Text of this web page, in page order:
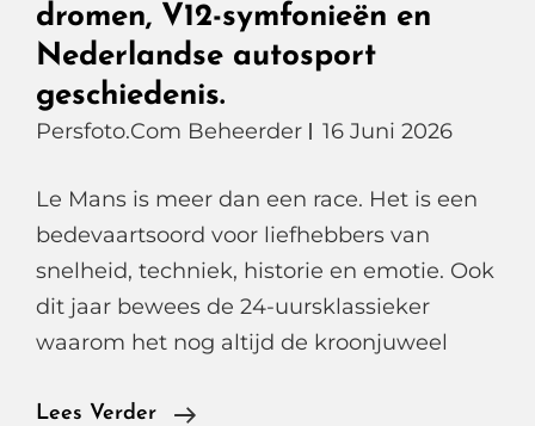
dromen, V12-symfonieën en
Nederlandse autosport
geschiedenis.
Persfoto.com Beheerder 16 Juni 2026
Le Mans is meer dan een race. Het is een
bedevaartsoord voor liefhebbers van
snelheid, techniek, historie en emotie. Ook
dit jaar bewees de 24-uursklassieker
waarom het nog altijd de kroonjuweel
Lees Verder
Le